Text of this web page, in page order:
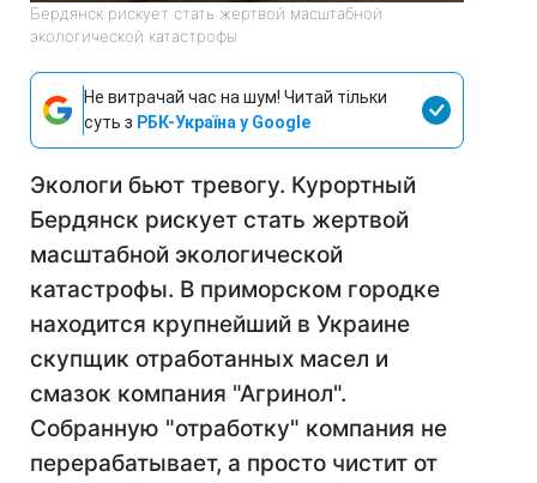
Бердянск рискует стать жертвой масштабной
экологической катастрофы
Не витрачай час на шум! Читай тільки
суть з РБК-Україна у Google
Экологи бьют тревогу. Курортный
Бердянск рискует стать жертвой
масштабной экологической
катастрофы. В приморском городке
находится крупнейший в Украине
скупщик отработанных масел и
смазок компания "Агринол".
Собранную "отработку" компания не
перерабатывает, а просто чистит от